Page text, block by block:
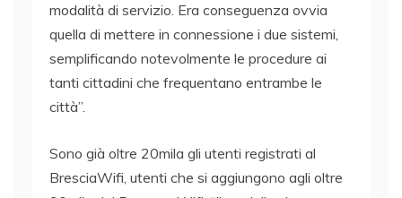
modalità di servizio. Era conseguenza ovvia
quella di mettere in connessione i due sistemi,
semplificando notevolmente le procedure ai
tanti cittadini che frequentano entrambe le
città”.
Sono già oltre 20mila gli utenti registrati al
BresciaWifi, utenti che si aggiungono agli oltre